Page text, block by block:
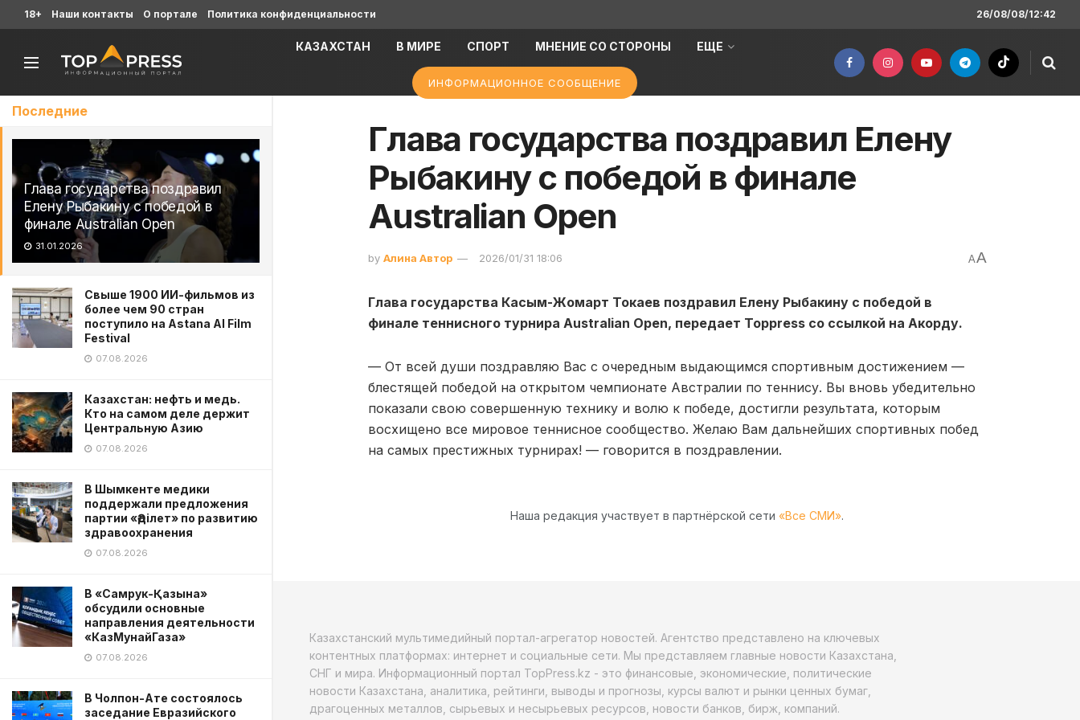
Последние
Глава государства поздравил
Елену Рыбакину с победой в
финале Australian Open
31.01.2026
Свыше 1900 ИИ-фильмов из
более чем 90 стран
поступило на Astana AI Film
Festival
07.08.2026
Казахстан: нефть и медь.
Кто на самом деле держит
Центральную Азию
07.08.2026
В Шымкенте медики
поддержали предложения
партии «Әділет» по развитию
здравоохранения
07.08.2026
В «Самрук-Қазына»
обсудили основные
направления деятельности
«КазМунайГаза»
07.08.2026
В Чолпон-Ате состоялось
заседание Евразийского
18+ Наши контакты О портале Политика конфиденциальности 26/08/08/12:42
КАЗАХСТАН В МИРЕ СПОРТ МНЕНИЕ СО СТОРОНЫ ЕЩЕ
ИНФОРМАЦИОННОЕ СООБЩЕНИЕ
Глава государства поздравил Елену
Рыбакину с победой в финале
Australian Open
by Алина Автор 2026/01/31 18:06 AA
Глава государства Касым-Жомарт Токаев поздравил Елену Рыбакину с победой в
финале теннисного турнира Australian Open, передает Toppress со ссылкой на Акорду.
— От всей души поздравляю Вас с очередным выдающимся спортивным достижением —
блестящей победой на открытом чемпионате Австралии по теннису. Вы вновь убедительно
показали свою совершенную технику и волю к победе, достигли результата, которым
восхищено все мировое теннисное сообщество. Желаю Вам дальнейших спортивных побед
на самых престижных турнирах! — говорится в поздравлении.
Наша редакция участвует в партнёрской сети «Все СМИ».
Казахстанский мультимедийный портал-агрегатор новостей. Агентство представлено на ключевых
контентных платформах: интернет и социальные сети. Мы представляем главные новости Казахстана,
СНГ и мира. Информационный портал TopPress.kz - это финансовые, экономические, политические
новости Казахстана, аналитика, рейтинги, выводы и прогнозы, курсы валют и рынки ценных бумаг,
драгоценных металлов, сырьевых и несырьевых ресурсов, новости банков, бирж, компаний.